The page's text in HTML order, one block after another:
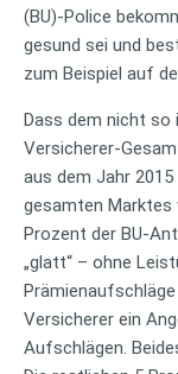
(BU)-Police
gesund sei und
zum Beispiel auf
Dass dem nicht so
Versicherer-
aus dem Jahr
gesamten Marktes
Prozent der BU-
„glatt“ – ohne
Versicherer ein
Aufschlägen.